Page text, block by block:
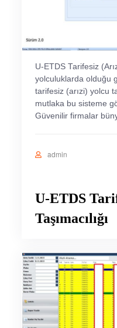
U-ETDS Tarifesiz
yolculuklarda olduğu
tarifesiz (arızi) yolcu
mutlaka bu sisteme
Güvenilir firmalar
admin
U-ETDS
Taşımacılığı